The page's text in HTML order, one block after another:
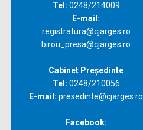
Tel: 0248/214009
E-mail:
registratura@cjarges.ro
birou_presa@cjarges.ro
Cabinet Președinte
Tel: 0248/210056
E-mail: presedinte@cjarges.ro
Facebook: